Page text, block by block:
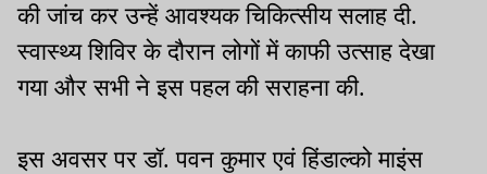
की जांच कर उन्हें आवश्यक चिकित्सीय सलाह दी.
स्वास्थ्य शिविर के दौरान लोगों में काफी उत्साह देखा
गया और सभी ने इस पहल की सराहना की.
इस अवसर पर डॉ. पवन कुमार एवं हिंडाल्को माइंस